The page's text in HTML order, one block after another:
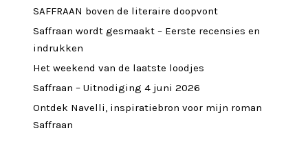
SAFFRAAN boven de literaire doopvont
Saffraan wordt gesmaakt – Eerste recensies en
indrukken
Het weekend van de laatste loodjes
Saffraan – Uitnodiging 4 juni 2026
Ontdek Navelli, inspiratiebron voor mijn roman
Saffraan